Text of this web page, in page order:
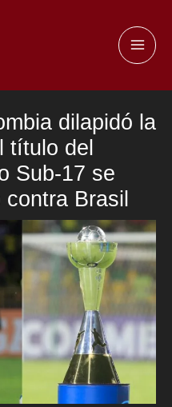
dilapidó la
título del
Sub-17 se
Brasil